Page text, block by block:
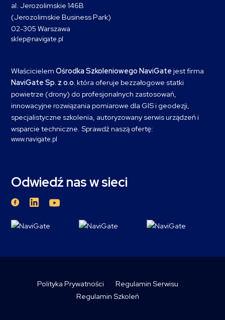
al. Jerozolimskie 146B
(Jerozolimskie Business Park)
02-305 Warszawa
sklep@navigate.pl
Właścicielem Ośrodka Szkoleniowego NaviGate jest firma
NaviGate Sp. z o.o. która oferuje bezzałogowe statki
powietrze (drony) do profesjonalnych zastosowań,
innowacyjne rozwiązania pomiarowe dla GIS i geodezji,
specjalistyczne szkolenia, autoryzowany serwis urządzeń i
wsparcie techniczne. Sprawdź naszą ofertę:
www.navigate.pl
Odwiedź nas w sieci
Polityka Prywatności
Regulamin Serwisu
Regulamin Szkoleń